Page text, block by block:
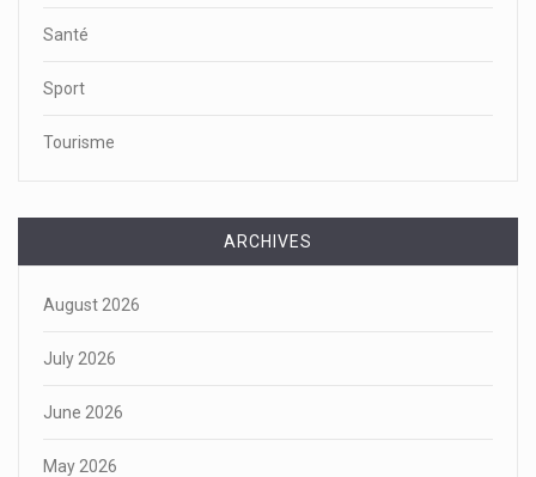
Santé
Sport
Tourisme
ARCHIVES
August 2026
July 2026
June 2026
May 2026